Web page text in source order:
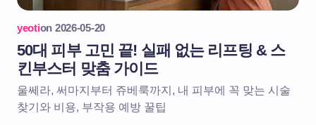
yeotion 2026-05-20
50대 피부 고민 끝! 실패 없는 리프팅 & 스
킨부스터 맞춤 가이드
울쎄라, 써마지부터 쥬베룩까지, 내 피부에 꼭 맞는 시술
찾기와 비용, 부작용 예방 꿀팁